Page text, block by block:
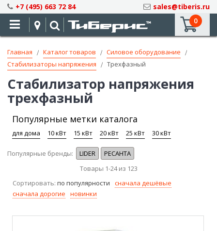
Skip
to
Content
+7 (495) 663 72 84
sales@tiberis.ru
0
Главная Каталог товаров
Силовое оборудование
Стабилизаторы напряжения
Трехфазный
Стабилизатор напряжения
трехфазный
Популярные метки каталога
для дома 10 кВт 15 кВт 20 кВт 25 кВт 30 кВт
Популярные бренды: LIDER
РЕСАНТА
Товары 1-24из 123
Сортировать: по популярности
сначала дешёвые
сначала дорогие
новинки